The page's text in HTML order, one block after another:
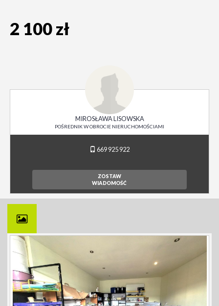
2 100 zł
MIROSŁAWA LISOWSKA
POŚREDNIK W OBROCIE NIERUCHOMOŚCIAMI
669 925 922
ZOSTAW
WIADOMOŚĆ